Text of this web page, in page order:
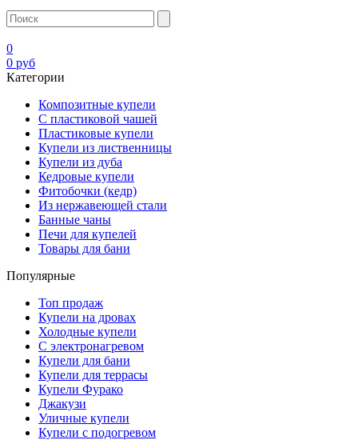
0
0 руб
Категории
Композитные купели
С пластиковой чашей
Пластиковые купели
Купели из лиственницы
Купели из дуба
Кедровые купели
Фитобочки (кедр)
Из нержавеющей стали
Банные чаны
Печи для купелей
Товары для бани
Популярные
Топ продаж
Купели на дровах
Холодные купели
С электронагревом
Купели для бани
Купели для террасы
Купели Фурако
Джакузи
Уличные купели
Купели с подогревом